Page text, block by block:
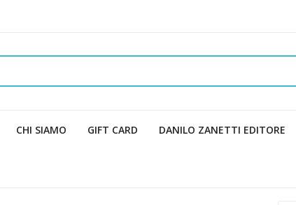
CHI SIAMO GIFT CARD DANILO ZANETTI EDITORE